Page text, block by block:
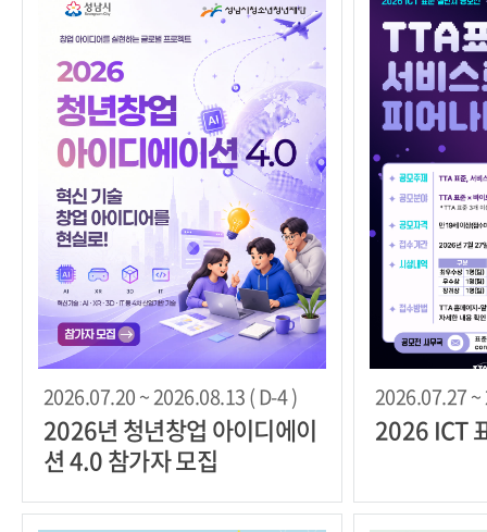
2026.07.20 ~ 2026.08.13 ( D-4 )
2026년 청년창업 아이디에이
션 4.0 참가자 모집
2026.07.27 ~
2026 ICT